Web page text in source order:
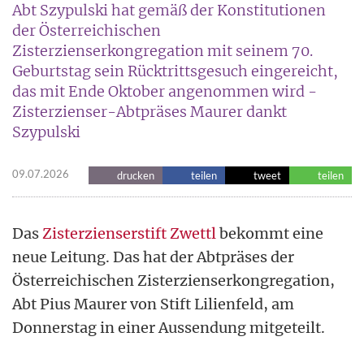
Abt Szypulski hat gemäß der Konstitutionen
der Österreichischen
Zisterzienserkongregation mit seinem 70.
Geburtstag sein Rücktrittsgesuch eingereicht,
das mit Ende Oktober angenommen wird -
Zisterzienser-Abtpräses Maurer dankt
Szypulski
09.07.2026 drucken teilen tweet teilen
DasZisterzienserstift Zwettlbekommt eine
neue Leitung. Das hat der Abtpräses der
Österreichischen Zisterzienserkongregation,
Abt Pius Maurer von Stift Lilienfeld, am
Donnerstag in einer Aussendung mitgeteilt.